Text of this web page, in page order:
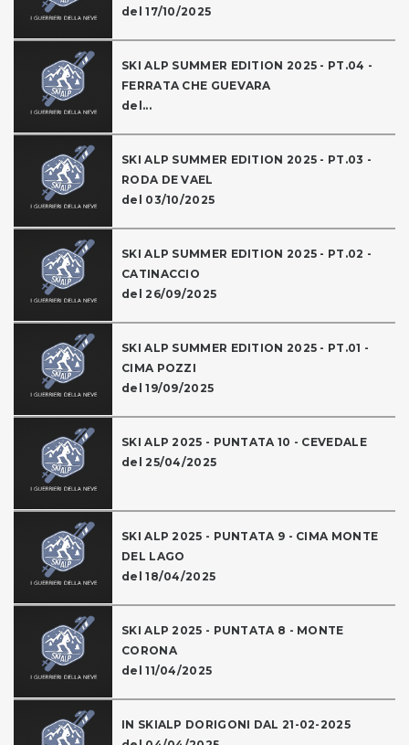
del 17/10/2025
SKI ALP SUMMER EDITION 2025 - PT.04 -
FERRATA CHE GUEVARA
del...
SKI ALP SUMMER EDITION 2025 - PT.03 -
RODA DE VAEL
del 03/10/2025
SKI ALP SUMMER EDITION 2025 - PT.02 -
CATINACCIO
del 26/09/2025
SKI ALP SUMMER EDITION 2025 - PT.01 -
CIMA POZZI
del 19/09/2025
SKI ALP 2025 - PUNTATA 10 - CEVEDALE
del 25/04/2025
SKI ALP 2025 - PUNTATA 9 - CIMA MONTE
DEL LAGO
del 18/04/2025
SKI ALP 2025 - PUNTATA 8 - MONTE
CORONA
del 11/04/2025
IN SKIALP DORIGONI DAL 21-02-2025